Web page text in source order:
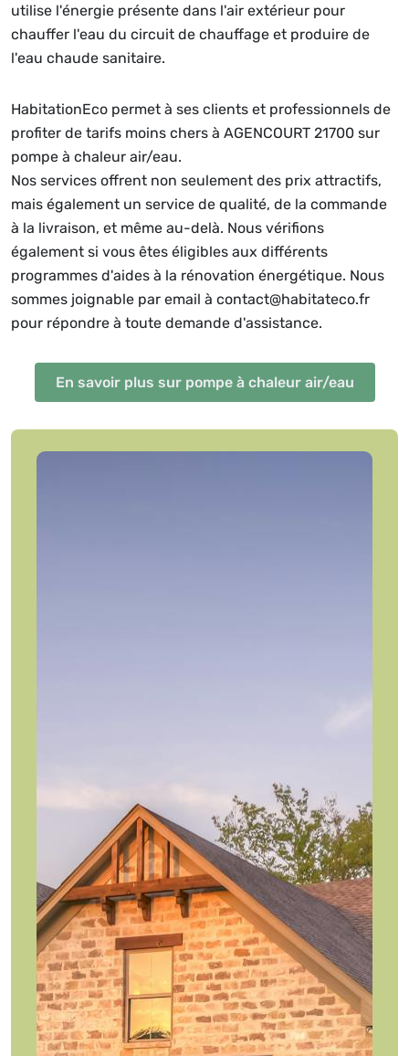
utilise l'énergie présente dans l'air extérieur pour
chauffer l'eau du circuit de chauffage et produire de
l'eau chaude sanitaire.
HabitationEco permet à ses clients et professionnels de
profiter de tarifs moins chers à AGENCOURT 21700 sur
pompe à chaleur air/eau.
Nos services offrent non seulement des prix attractifs,
mais également un service de qualité, de la commande
à la livraison, et même au-delà. Nous vérifions
également si vous êtes éligibles aux différents
programmes d'aides à la rénovation énergétique. Nous
sommes joignable par email à contact@habitateco.fr
pour répondre à toute demande d'assistance.
En savoir plus sur pompe à chaleur air/eau